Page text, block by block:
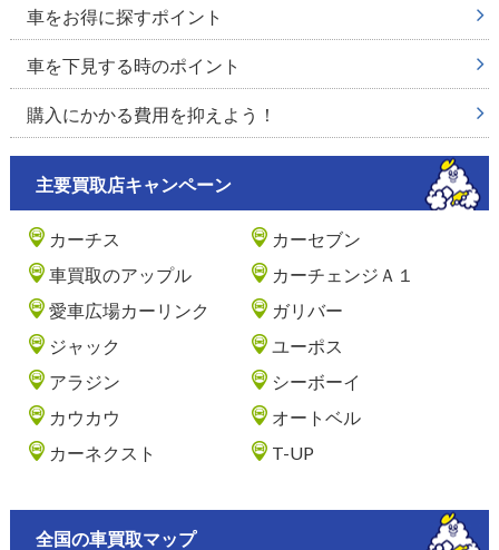
車をお得に探すポイント
車を下見する時のポイント
購入にかかる費用を抑えよう！
主要買取店キャンペーン
カーチス
カーセブン
車買取のアップル
カーチェンジＡ１
愛車広場カーリンク
ガリバー
ジャック
ユーポス
アラジン
シーボーイ
カウカウ
オートベル
カーネクスト
T-UP
全国の車買取マップ